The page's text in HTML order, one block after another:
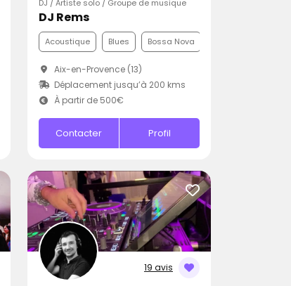
DJ / Artiste solo / Groupe de musique
DJ Rems
Acoustique Blues Bossa Nova
Aix-en-Provence (13)
Déplacement jusqu’à 200 kms
À partir de 500€
Contacter Profil
19 avis